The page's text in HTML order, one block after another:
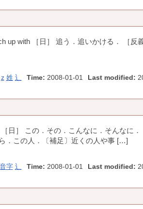
up with ［日］ 追う．追いかける． ［反
z 姓 辶 Time: 2008-01-01 Last modified:
日］ この．その．こんなに．そんなに．
．この人．〔補足〕近くの人や事 […]
字 辶 Time: 2008-01-01 Last modified: